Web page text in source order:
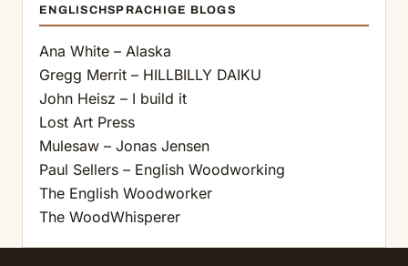
ENGLISCHSPRACHIGE BLOGS
Ana White – Alaska
Gregg Merrit – HILLBILLY DAIKU
John Heisz – I build it
Lost Art Press
Mulesaw – Jonas Jensen
Paul Sellers – English Woodworking
The English Woodworker
The WoodWhisperer